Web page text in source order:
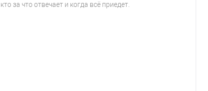
за что отвечает и когда всё приедет.